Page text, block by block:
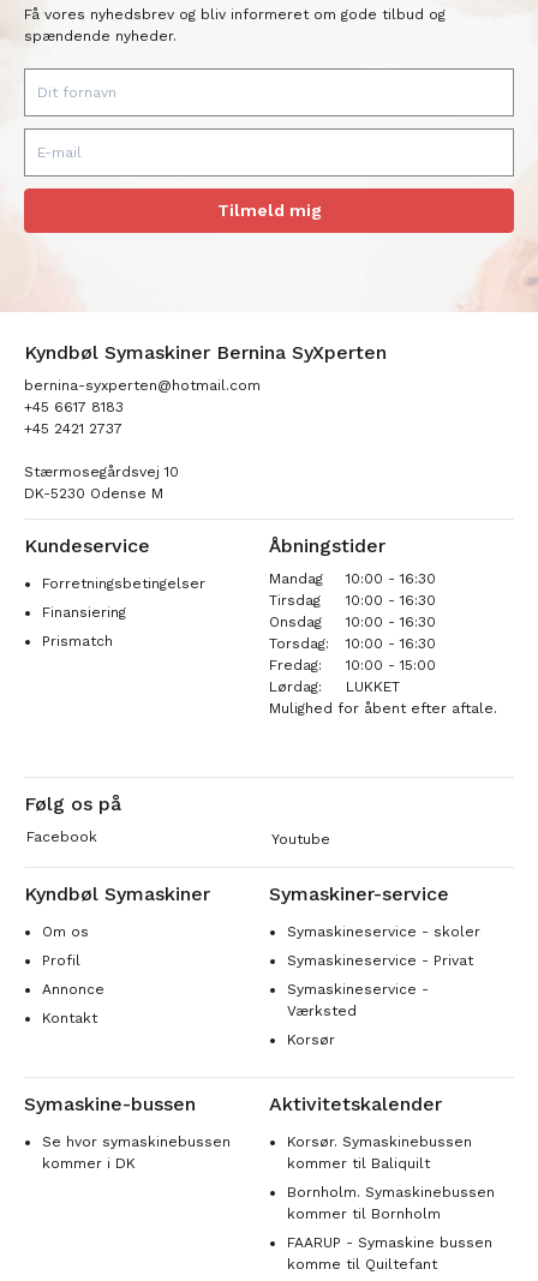
Få vores nyhedsbrev og bliv informeret om gode tilbud og
spændende nyheder.
Tilmeld mig
Kyndbøl Symaskiner Bernina SyXperten
bernina-syxperten@hotmail.com
+45 6617 8183
+45 2421 2737
Stærmosegårdsvej 10
DK-5230 Odense M
Kundeservice
Forretningsbetingelser
Finansiering
Prismatch
Åbningstider
Mandag
10:00 - 16:30
Tirsdag
10:00 - 16:30
Onsdag
10:00 - 16:30
Torsdag:
10:00 - 16:30
Fredag:
10:00 - 15:00
Lørdag:
LUKKET
Mulighed for åbent efter aftale.
Følg os på
Facebook Youtube
Kyndbøl Symaskiner
Om os
Profil
Annonce
Kontakt
Symaskiner-service
Symaskineservice - skoler
Symaskineservice - Privat
Symaskineservice -
Værksted
Korsør
Symaskine-bussen
Se hvor symaskinebussen
kommer i DK
Aktivitetskalender
Korsør. Symaskinebussen
kommer til Baliquilt
Bornholm. Symaskinebussen
kommer til Bornholm
FAARUP - Symaskine bussen
komme til Quiltefant